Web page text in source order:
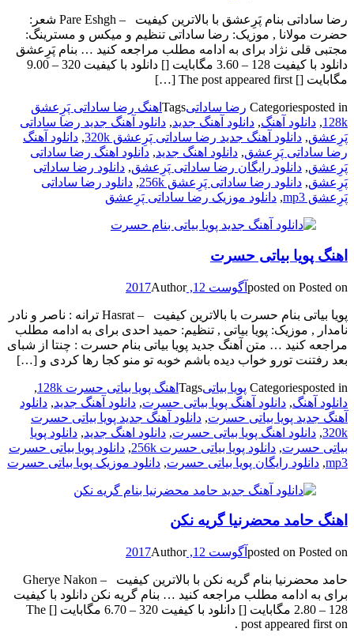
رضا ساداتی بنام پَرِعشق با بالاترین کیفیت – Pare Eshgh شعر:
حضرت مولانا , موزیک: رضا ساداتی تنظیم و میکس و مسترینگ:
مجتبی قلی نژاد برای به ادامه مطلب مراجعه کنید … بنام پَرِعشق
دانلود با کیفیت 128 – 3.60 مگابایت [] دانلود با کیفیت 320 – 9.00
مگابایت [] The post appeared first […]
Categoriesposted in رضا ساداتیTags اهنگ رضا ساداتی پَرِعشق
128k
, دانلود آهنگ, دانلود آهنگ جدید, دانلود آهنگ جدید رضا ساداتی
پَرِعشق, دانلود آهنگ جدید رضا ساداتی پَرِعشق 320k , دانلود آهنگ
رضا ساداتی پَرِعشق, دانلود اهنگ جدید, دانلود اهنگ رضا ساداتی
پَرِعشق, دانلود رایگان رضا ساداتی پَرِعشق, دانلود رضا ساداتی
پَرِعشق, دانلود رضا ساداتی پَرِعشق 256k , دانلود رضا ساداتی
پَرِعشق mp3
, دانلود موزیک رضا ساداتی پَرِعشق
اهنگ پویا بیاتی حسرت
posted on Posted on آگوست 12, 2017 Author
پویا بیاتی بنام حسرت با بالاترین کیفیت – Hasrat ترانه : ناصر و نادر
نامدار , موزیک: پویا بیاتی , تنظیم: حمید احدی برای به ادامه مطلب
مراجعه کنید … متن آهنگ جدید پویا بیاتی بنام حسرت : چنتا از شبای
بعد رفتنت تورو خواب دیده باشم خوبه تو منو کجا رها کردی و […]
Categoriesposted in پویا بیاتیTags اهنگ پویا بیاتی حسرت 128k
,
دانلود آهنگ, دانلود آهنگ پویا بیاتی حسرت, دانلود آهنگ جدید, دانلود
آهنگ جدید پویا بیاتی حسرت, دانلود آهنگ جدید پویا بیاتی حسرت
320k
, دانلود اهنگ پویا بیاتی حسرت, دانلود اهنگ جدید, دانلود پویا
بیاتی حسرت, دانلود پویا بیاتی حسرت 256k , دانلود پویا بیاتی حسرت
mp3
, دانلود رایگان پویا بیاتی حسرت, دانلود موزیک پویا بیاتی حسرت
اهنگ حامد محضرنیا گریه نکن
posted on Posted on آگوست 12, 2017 Author
حامد محضرنیا بنام گریه نکن با بالاترین کیفیت – Gherye Nakon
برای به ادامه مطلب مراجعه کنید … بنام گریه نکن دانلود با کیفیت
128 – 2.80 مگابایت [] دانلود با کیفیت 320 – 6.70 مگابایت [] The
post appeared first on .